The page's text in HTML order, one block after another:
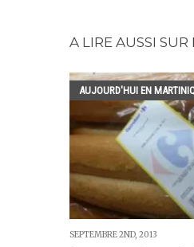
A LIRE AUSSI
AUJOURD'HUI EN
SEPTEMBRE 2ND, 2013